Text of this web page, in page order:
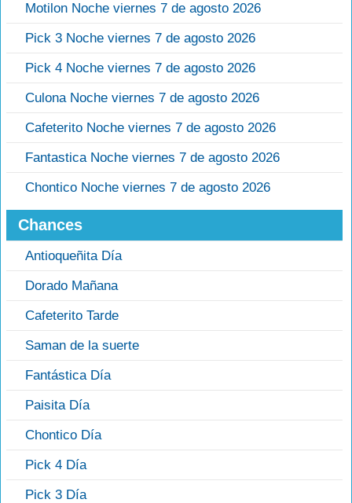
Motilon Noche viernes 7 de agosto 2026
Pick 3 Noche viernes 7 de agosto 2026
Pick 4 Noche viernes 7 de agosto 2026
Culona Noche viernes 7 de agosto 2026
Cafeterito Noche viernes 7 de agosto 2026
Fantastica Noche viernes 7 de agosto 2026
Chontico Noche viernes 7 de agosto 2026
Chances
Antioqueñita Día
Dorado Mañana
Cafeterito Tarde
Saman de la suerte
Fantástica Día
Paisita Día
Chontico Día
Pick 4 Día
Pick 3 Día